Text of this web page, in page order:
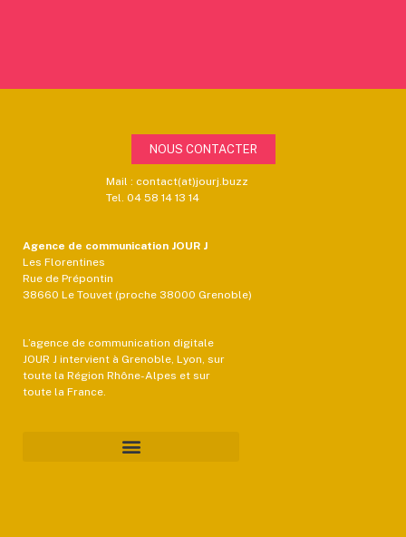
NOUS CONTACTER
Mail : contact(at)jourj.buzz
Tel. 04 58 14 13 14
Agence de communication JOUR J
Les Florentines
Rue de Prépontin
38660 Le Touvet (proche 38000 Grenoble)
L’agence de communication digitale
JOUR J intervient à Grenoble, Lyon, sur
toute la Région Rhône-Alpes et sur
toute la France.